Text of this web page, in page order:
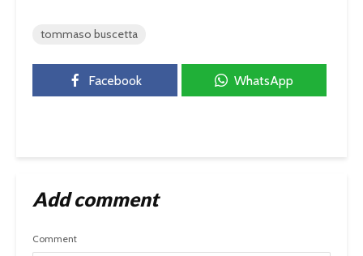
tommaso buscetta
Facebook WhatsApp
Add comment
Comment